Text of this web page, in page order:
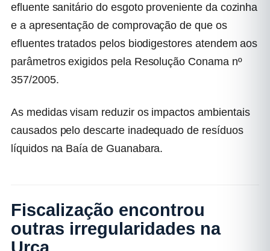
efluente sanitário do esgoto proveniente da cozinha
e a apresentação de comprovação de que os
efluentes tratados pelos biodigestores atendem aos
parâmetros exigidos pela Resolução Conama nº
357/2005.
As medidas visam reduzir os impactos ambientais
causados pelo descarte inadequado de resíduos
líquidos na Baía de Guanabara.
Fiscalização encontrou
outras irregularidades na